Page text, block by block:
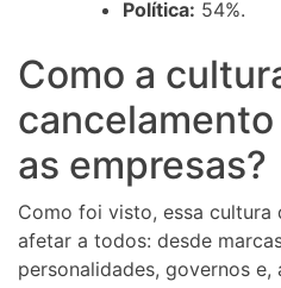
Política: 54%.
Como a
as empresas?
Como foi visto, essa cultura
afetar a todos: desde
personalidades, governos e,